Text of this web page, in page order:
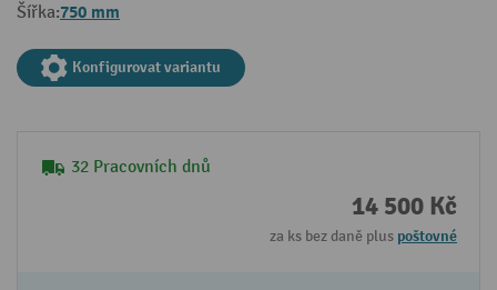
Šířka:750 mm
Konfigurovat variantu
32 Pracovních dnů
14 500 Kč
za ks bez daně plus poštovné